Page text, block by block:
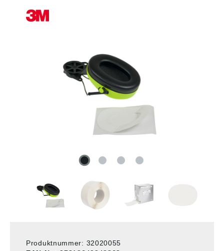
Produktnummer: 32020055